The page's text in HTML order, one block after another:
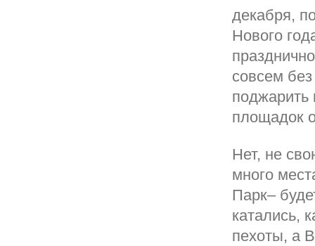
декабря,
Нового
совсем
поджарить
площадок
Нет, не
много
Парк–
катались,
пехоты, а